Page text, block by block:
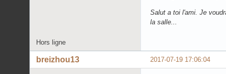
Salut a toi l'ami. Je
la salle...
Hors ligne
2017-07-19 17:06:04
breizhou13